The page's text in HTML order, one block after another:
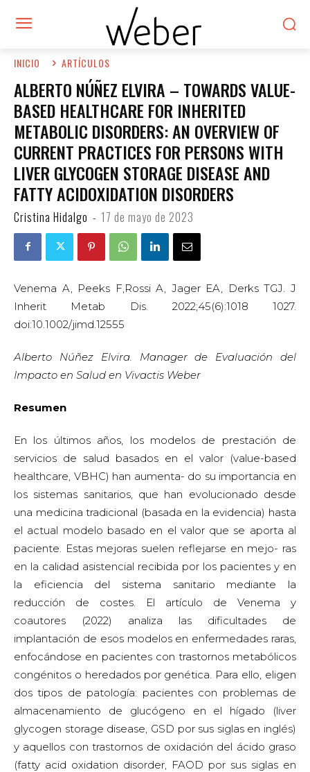
INICIO ARTÍCULOS
ALBERTO NÚÑEZ ELVIRA – TOWARDS VALUE-
BASED HEALTHCARE FOR INHERITED
METABOLIC DISORDERS: AN OVERVIEW OF
CURRENT PRACTICES FOR PERSONS WITH
LIVER GLYCOGEN STORAGE DISEASE AND
FATTY ACIDOXIDATION DISORDERS
Cristina Hidalgo - 17 de mayo de 2023
Venema A, Peeks F,Rossi A, Jager EA, Derks TGJ. J
Inherit Metab Dis. 2022;45(6):1018 1027.
doi:10.1002/jimd.12555
Alberto Núñez Elvira. Manager de Evaluación del
Impacto en Salud en Vivactis Weber
Resumen
En los últimos años, los modelos de prestación de
servicios de salud basados en el valor (value-based
healthcare, VBHC) han aumenta- do su importancia en
los sistemas sanitarios, que han evolucionado desde
una medicina tradicional (basada en la evidencia) hasta
el actual modelo basado en el valor que se aporta al
paciente. Estas mejoras suelen reflejarse en mejo- ras
en la calidad asistencial recibida por los pacientes y en
la eficiencia del sistema sanitario mediante la
reducción de costes. El artículo de Venema y
coautores (2022) analiza las dificultades de
implantación de esos modelos en enfermedades raras,
enfocándose en pacientes con trastornos metabólicos
congénitos o heredados por genética. Para ello, eligen
dos tipos de patología: pacientes con problemas de
almacenamiento de glucógeno en el hígado (liver
glycogen storage disease, GSD por sus siglas en inglés)
y aquellos con trastornos de oxidación del ácido graso
(fatty acid oxidation disorder, FAOD por sus siglas en